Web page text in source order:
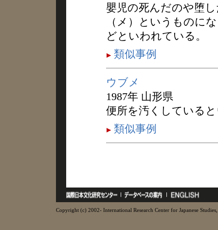
嬰児の死んだのや堕
（メ）というものに
どといわれている。
類似事例
ウブメ
1987年 山形県
便所を汚くしている
類似事例
Copyright (c) 2002- International Research Center for Japanese